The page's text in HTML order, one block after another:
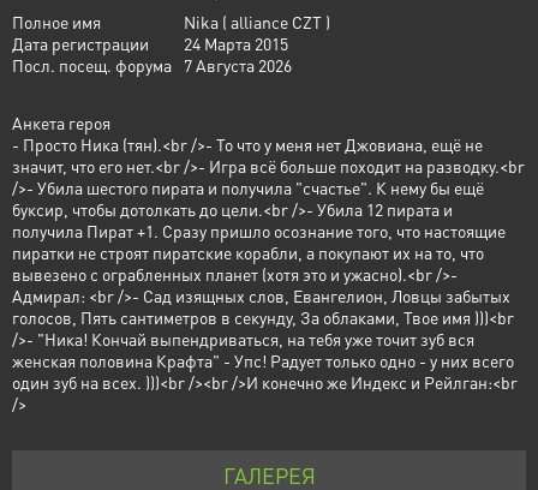
Полное имя
Nika ( alliance CZT )
Дата регистрации
24 Марта 2015
Посл. посещ. форума
7 Августа 2026
Анкета героя
- Просто Ника (тян).<br />- То что у меня нет Джовиана, ещё не
значит, что его нет.<br />- Игра всё больше походит на разводку.<br
/>- Убила шестого пирата и получила "счастье". К нему бы ещё
буксир, чтобы дотолкать до цели.<br />- Убила 12 пирата и
получила Пират +1. Сразу пришло осознание того, что настоящие
пиратки не строят пиратские корабли, а покупают их на то, что
вывезено с ограбленных планет (хотя это и ужасно).<br />-
Адмирал: <br />- Сад изящных слов, Евангелион, Ловцы забытых
голосов, Пять сантиметров в секунду, За облаками, Твое имя )))<br
/>- "Ника! Кончай выпендриваться, на тебя уже точит зуб вся
женская половина Крафта" - Упс! Радует только одно - у них всего
один зуб на всех. )))<br /><br />И конечно же Индекс и Рейлган:<br
/>
ГАЛЕРЕЯ